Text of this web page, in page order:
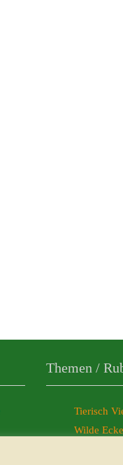
Themen /
Tierisch
Wilde